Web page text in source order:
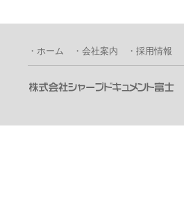
・ホーム ・会社案内 ・採用情報